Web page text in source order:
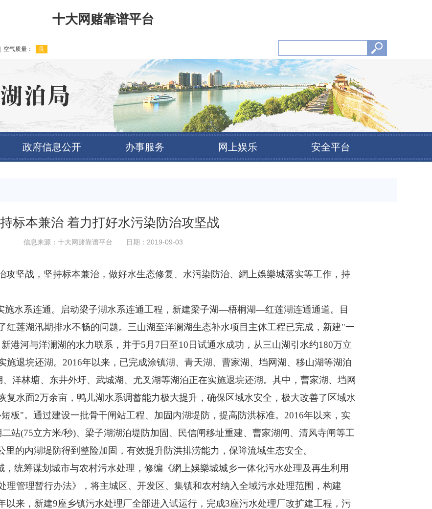
十大网赌靠谱平台
政府信息公开 办事服务 网上娱乐 安全平台
标本兼治 着力打好水污染防治攻坚战
信息来源：十大网赌靠谱平台 日期：2019-09-03
攻坚战，坚持标本兼治，做好水生态修复、水污染防治、網上娛樂城落实等工作，持
施水系连通。启动梁子湖水系连通工程，新建梁子湖—梧桐湖—红莲湖连通通道。目
红莲湖汛期排水不畅的问题。三山湖至洋澜湖生态补水项目主体工程已完成，新建"一
港河与洋澜湖的水力联系，并于5月7日至10日试通水成功，从三山湖引水约180万立
施退垸还湖。2016年以来，已完成涂镇湖、青天湖、曹家湖、垱网湖、移山湖等湖泊
洋林塘、东井外圩、武城湖、尤叉湖等湖泊正在实施退垸还湖。其中，曹家湖、垱网
复水面2万余亩，鸭儿湖水系调蓄能力极大提升，确保区域水安全，极大改善了区域水
板"。通过建设一批骨干闸站工程、加固内湖堤防，提高防洪标准。2016年以来，实
站(75立方米/秒)、梁子湖湖泊堤防加固、民信闸移址重建、曹家湖闸、清风寺闸等工
的内湖堤防得到整险加固，有效提升防洪排涝能力，保障流域生态安全。
，统筹谋划城市与农村污水处理，修编《網上娛樂城城乡一体化污水处理及再生利用
理管理暂行办法》，将主城区、开发区、集镇和农村纳入全域污水处理范围，构建
以来，新建9座乡镇污水处理厂全部进入试运行，完成3座污水处理厂改扩建工程，污